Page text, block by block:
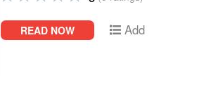
READ NOW Add